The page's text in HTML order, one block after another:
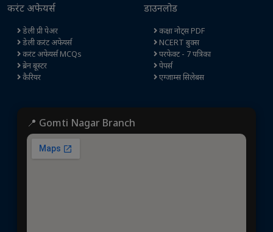
करंट अफेयर्स
डेली प्री पेअर
डेली करंट अफेयर्स
करंट अफेयर्स MCQs
ब्रेन बूस्टर
कैरियर
डाउनलोड
कक्षा नोट्स PDF
NCERT बुक्स
परफेक्ट - 7 पत्रिका
पेपर्स
एग्जाम्स सिलेबस
📍 Gomti Nagar Branch